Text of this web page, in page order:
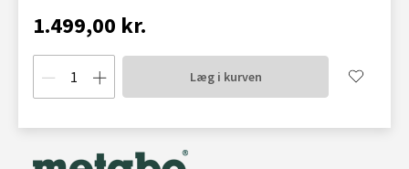
1.499,00 kr.
Læg i kurven